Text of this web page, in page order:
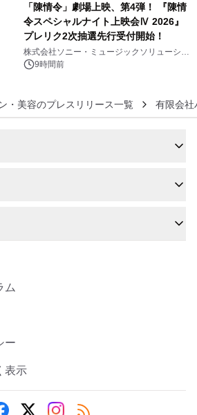
「陳情令」劇場上映、第4弾！ 『陳情
令スペシャルナイト上映会Ⅳ 2026』
プレリク2次抽選先行受付開始！
株式会社ソニー・ミュージックソリューショ
ンズ9時間前
・美容のプレスリリース一覧 有限会社
ム
ー
表示